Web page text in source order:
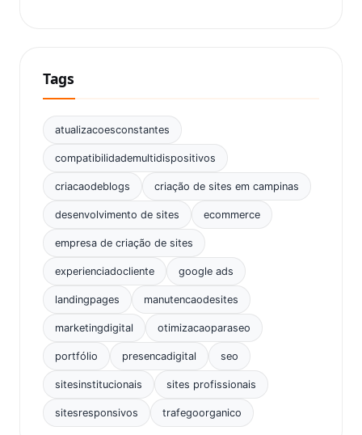
Tags
atualizacoesconstantes
compatibilidademultidispositivos
criacaodeblogs criação de sites em campinas
desenvolvimento de sites ecommerce
empresa de criação de sites
experienciadocliente google ads
landingpages manutencaodesites
marketingdigital otimizacaoparaseo
portfólio presencadigital seo
sitesinstitucionais sites profissionais
sitesresponsivos trafegoorganico